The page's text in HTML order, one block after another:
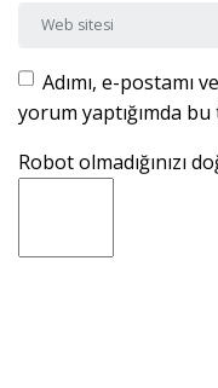
Web sitesi
Adımı, e-postamı
yorum yaptığımda bu
Robot olmadığınızı